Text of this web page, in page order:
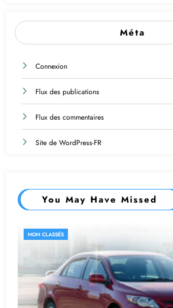
Méta
Connexion
Flux des publications
Flux des commentaires
Site de WordPress-FR
You May Have Missed
NON CLASSÉS